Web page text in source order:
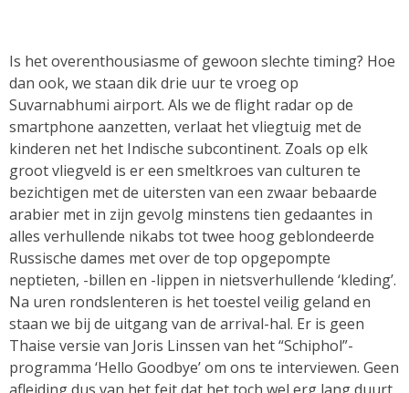
Is het overenthousiasme of gewoon slechte timing? Hoe
dan ook, we staan dik drie uur te vroeg op
Suvarnabhumi airport. Als we de flight radar op de
smartphone aanzetten, verlaat het vliegtuig met de
kinderen net het Indische subcontinent. Zoals op elk
groot vliegveld is er een smeltkroes van culturen te
bezichtigen met de uitersten van een zwaar bebaarde
arabier met in zijn gevolg minstens tien gedaantes in
alles verhullende nikabs tot twee hoog geblondeerde
Russische dames met over de top opgepompte
neptieten, -billen en -lippen in nietsverhullende ‘kleding’.
Na uren rondslenteren is het toestel veilig geland en
staan we bij de uitgang van de arrival-hal. Er is geen
Thaise versie van Joris Linssen van het “Schiphol”-
programma ‘Hello Goodbye’ om ons te interviewen. Geen